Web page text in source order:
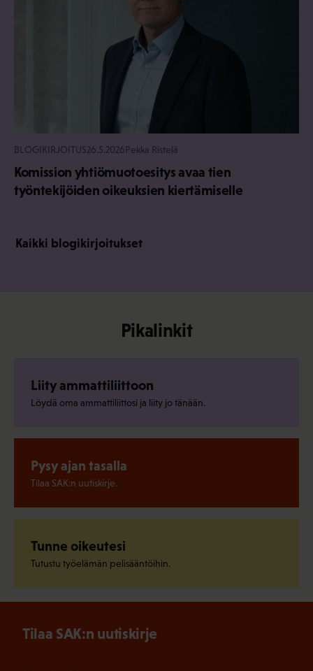
BLOGIKIRJOITUS26.5.2026Pekka Ristelä
Komission yhtiömuotoesitys avaa tien
työntekijöiden oikeuksien kiertämiselle
Kaikki blogikirjoitukset
Pikalinkit
Liity ammattiliittoon
Löydä oma ammattiliittosi ja liity jo tänään.
Pysy ajan tasalla
Tilaa SAK:n uutiskirje.
Tunne oikeutesi
Tutustu työelämän pelisääntöihin.
Tilaa SAK:n uutiskirje